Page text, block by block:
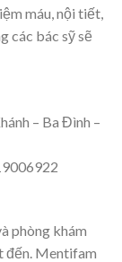
máu, nội tiết,
các bác sỹ sẽ
– Ba Đình –
phòng khám
đến. Mentifam